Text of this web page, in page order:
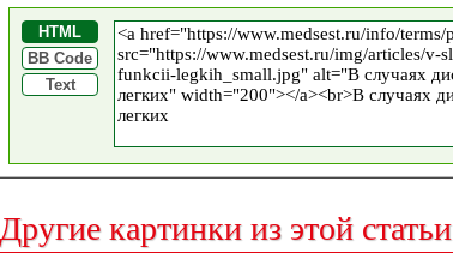
HTML
BB Code
Text
Другие картинки из этой статьи